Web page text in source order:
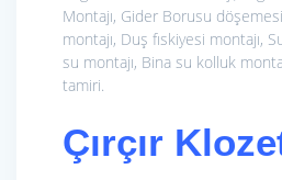
Montajı, Gider Borusu
montajı, Duş fıskiyesi montajı,
su montajı, Bina su kolluk
tamiri.
Çırçır